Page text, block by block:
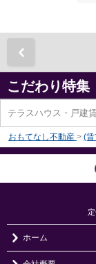
こだわり特集
テラスハウス・戸建
おもてなし不動産 > (
ホーム